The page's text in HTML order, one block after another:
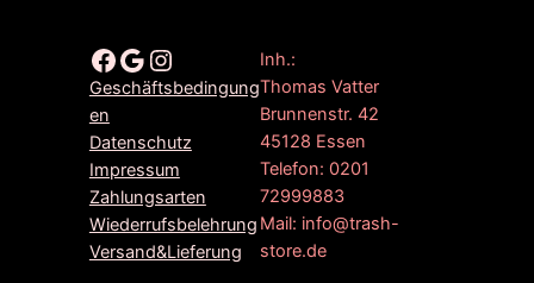
Facebook Google Instagram
Geschäftsbedingung
en
Datenschutz
Impressum
Zahlungsarten
Wiederrufsbelehrung
Versand&Lieferung
Inh.:
Thomas Vatter
Brunnenstr. 42
45128 Essen
Telefon: 0201
72999883
Mail: info@trash-
store.de